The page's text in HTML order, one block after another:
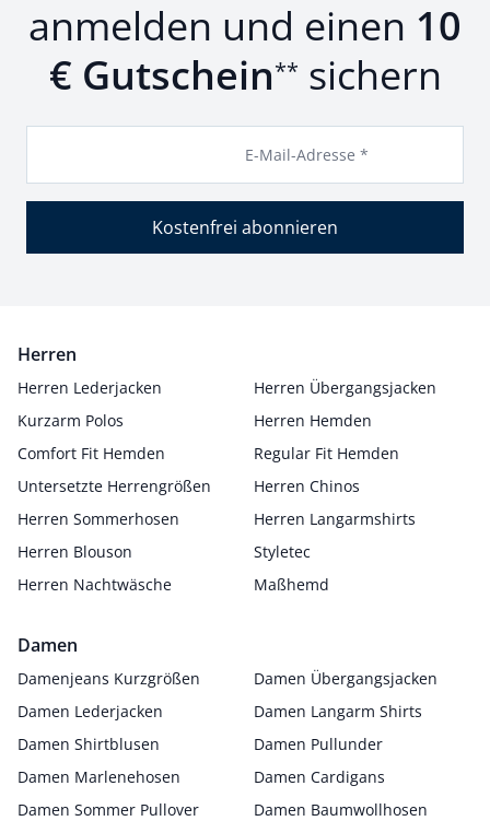
anmelden und einen 10
€ Gutschein** sichern
E-Mail-Adresse *
Kostenfrei abonnieren
Herren
Herren Lederjacken
Herren Übergangsjacken
Kurzarm Polos
Herren Hemden
Comfort Fit Hemden
Regular Fit Hemden
Untersetzte Herrengrößen
Herren Chinos
Herren Sommerhosen
Herren Langarmshirts
Herren Blouson
Styletec
Herren Nachtwäsche
Maßhemd
Damen
Damenjeans Kurzgrößen
Damen Übergangsjacken
Damen Lederjacken
Damen Langarm Shirts
Damen Shirtblusen
Damen Pullunder
Damen Marlenehosen
Damen Cardigans
Damen Sommer Pullover
Damen Baumwollhosen